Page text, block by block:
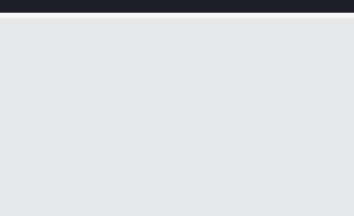
您的购物车目前是空的